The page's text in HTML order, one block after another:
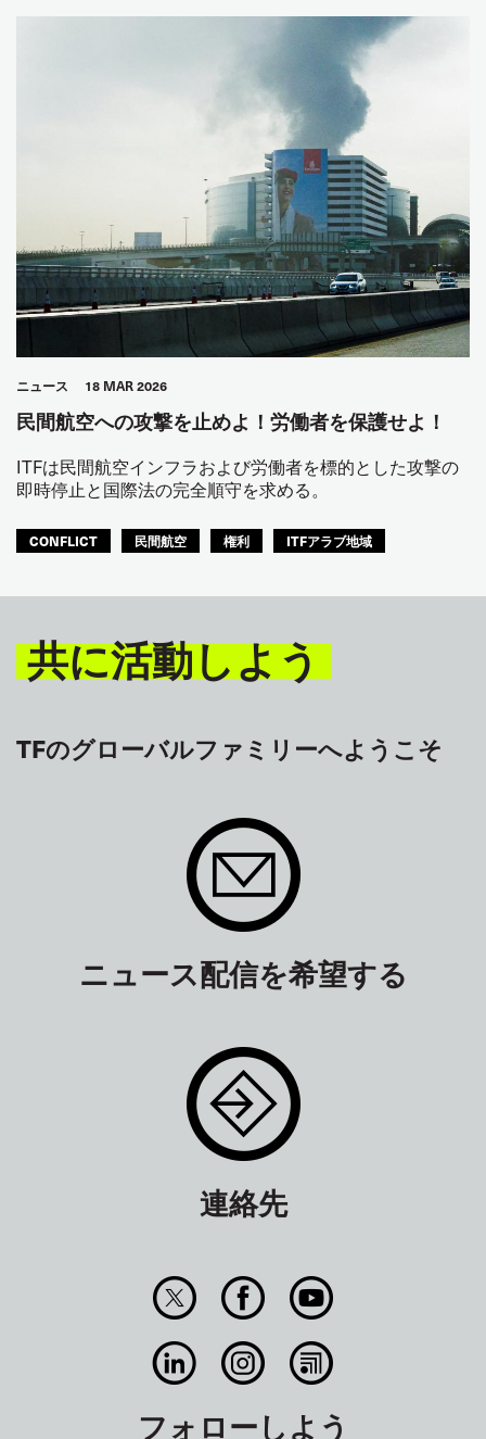
ニュース 18 MAR 2026
民間航空への攻撃を止めよ！労働者を保護せよ！
ITFは民間航空インフラおよび労働者を標的とした攻撃の
即時停止と国際法の完全順守を求める。
CONFLICT 民間航空 権利 ITFアラブ地域
共に活動しよう
TFのグローバルファミリーへようこそ
ニュース配信を希望する
連絡先
フォローしよう